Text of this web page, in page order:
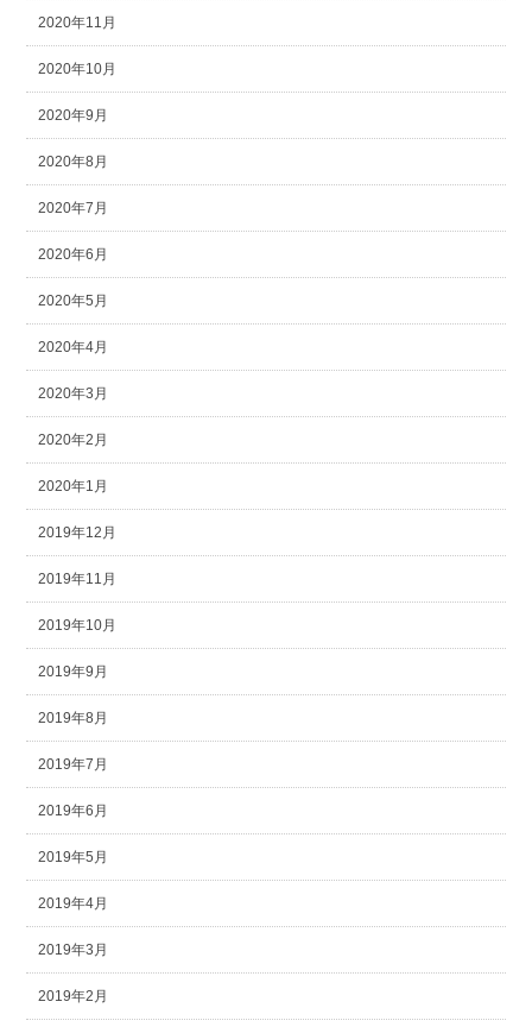
2020年11月
2020年10月
2020年9月
2020年8月
2020年7月
2020年6月
2020年5月
2020年4月
2020年3月
2020年2月
2020年1月
2019年12月
2019年11月
2019年10月
2019年9月
2019年8月
2019年7月
2019年6月
2019年5月
2019年4月
2019年3月
2019年2月